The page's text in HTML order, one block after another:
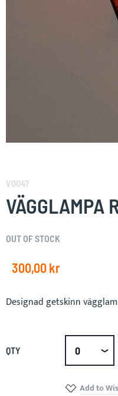
to
the
beginning
of
images
V0047
VÄGGLAMPA
OUT OF STOCK
300,00 kr
Designad getskinn
QTY
Add to